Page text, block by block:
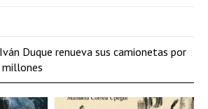
Duque renueva sus camionetas por